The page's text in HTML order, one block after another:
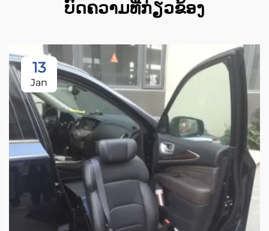
ບົດຄວາມທີ່ກ່ຽວຂ້ອງ
13
Jan